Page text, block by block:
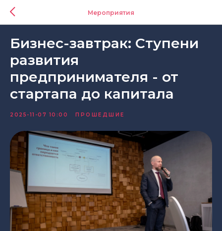
Мероприятия
Бизнес-завтрак: Ступени
развития
предпринимателя - от
стартапа до капитала
2025-11-07 10:00 ПРОШЕДШИЕ